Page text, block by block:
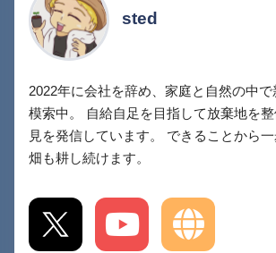
sted
2022年に会社を辞め、家庭と自然の中
模索中。 自給自足を目指して放棄地を
見を発信しています。 できることから
畑も耕し続けます。